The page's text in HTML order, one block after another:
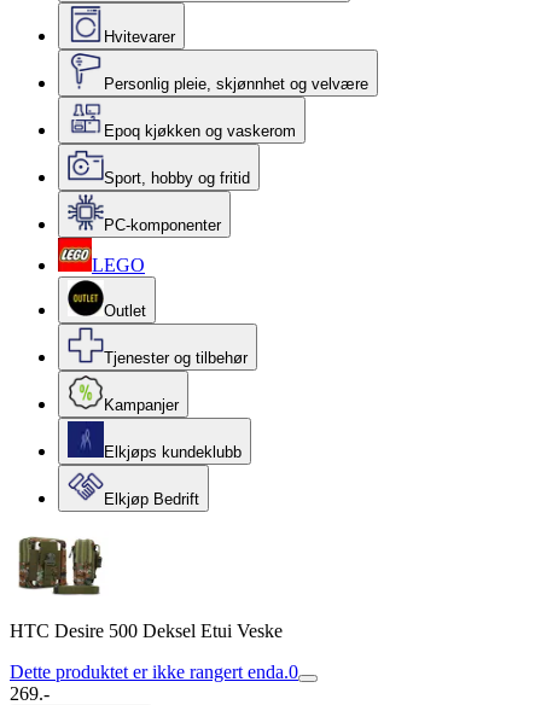
Hvitevarer
Personlig pleie, skjønnhet og velvære
Epoq kjøkken og vaskerom
Sport, hobby og fritid
PC-komponenter
LEGO
Outlet
Tjenester og tilbehør
Kampanjer
Elkjøps kundeklubb
Elkjøp Bedrift
HTC Desire 500 Deksel Etui Veske
Dette produktet er ikke rangert enda.0
269.-